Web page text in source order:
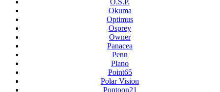
O.S.P.
Okuma
Optimus
Osprey
Owner
Panacea
Penn
Plano
Point65
Polar Vision
Pontoon21